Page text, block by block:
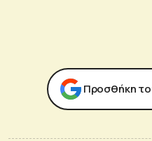
Προσθήκη